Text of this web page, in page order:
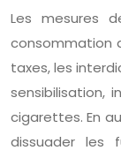
Les mesures
consommation
taxes, les
sensibilisation,
cigarettes. En
dissuader les